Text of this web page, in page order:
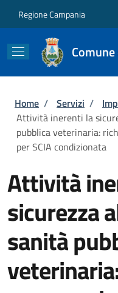
Regione Campania
Briciole di
Home / Servizi /
Attività inerenti la
pubblica veterinaria:
per SCIA condizionata
Attività
sicurezza
sanità